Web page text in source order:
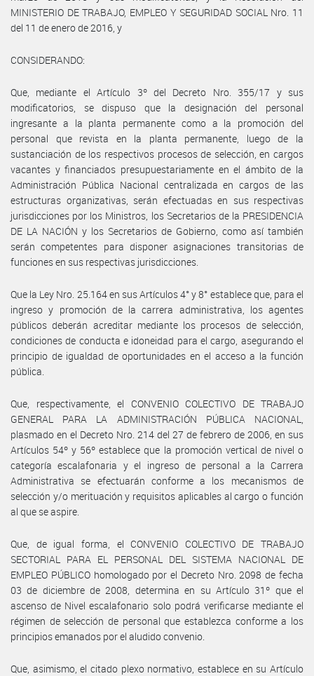
MINISTERIO DE TRABAJO, EMPLEO Y SEGURIDAD SOCIAL Nro. 11
del 11 de enero de 2016, y
CONSIDERANDO:
Que, mediante el Artículo 3º del Decreto Nro. 355/17 y sus
modificatorios, se dispuso que la designación del personal
ingresante a la planta permanente como a la promoción del
personal que revista en la planta permanente, luego de la
sustanciación de los respectivos procesos de selección, en cargos
vacantes y financiados presupuestariamente en el ámbito de la
Administración Pública Nacional centralizada en cargos de las
estructuras organizativas, serán efectuadas en sus respectivas
jurisdicciones por los Ministros, los Secretarios de la PRESIDENCIA
DE LA NACIÓN y los Secretarios de Gobierno, como así también
serán competentes para disponer asignaciones transitorias de
funciones en sus respectivas jurisdicciones.
Que la Ley Nro. 25.164 en sus Artículos 4° y 8° establece que, para el
ingreso y promoción de la carrera administrativa, los agentes
públicos deberán acreditar mediante los procesos de selección,
condiciones de conducta e idoneidad para el cargo, asegurando el
principio de igualdad de oportunidades en el acceso a la función
pública.
Que, respectivamente, el CONVENIO COLECTIVO DE TRABAJO
GENERAL PARA LA ADMINISTRACIÓN PÚBLICA NACIONAL,
plasmado en el Decreto Nro. 214 del 27 de febrero de 2006, en sus
Artículos 54º y 56º establece que la promoción vertical de nivel o
categoría escalafonaria y el ingreso de personal a la Carrera
Administrativa se efectuarán conforme a los mecanismos de
selección y/o merituación y requisitos aplicables al cargo o función
al que se aspire.
Que, de igual forma, el CONVENIO COLECTIVO DE TRABAJO
SECTORIAL PARA EL PERSONAL DEL SISTEMA NACIONAL DE
EMPLEO PÚBLICO homologado por el Decreto Nro. 2098 de fecha
03 de diciembre de 2008, determina en su Artículo 31º que el
ascenso de Nivel escalafonario solo podrá verificarse mediante el
régimen de selección de personal que establezca conforme a los
principios emanados por el aludido convenio.
Que, asimismo, el citado plexo normativo, establece en su Artículo